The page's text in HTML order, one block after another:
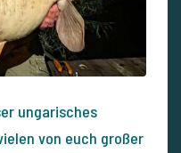
ungarisches
von euch großer